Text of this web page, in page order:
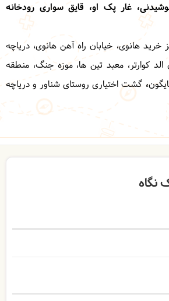
غار پک او، قایق سواری رودخانه
خرید هانوی، خیابان راه آهن هانوی، دریاچه
کوارتر، معبد تین ها، موزه جنگ، منطقه
، گشت اختیاری روستای شناور و دریاچه
نگاه